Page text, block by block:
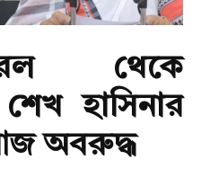
থেকে
হাসিনার
অবরুদ্ধ